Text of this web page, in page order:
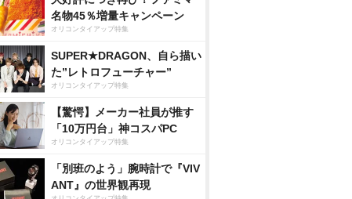
名物45％増量キャンペーン
オリコンタイアップ特集
SUPER★DRAGON、自ら描い
た”レトロフューチャー”
オリコンタイアップ特集
【驚愕】メーカー社員が推す
「10万円台」神コスパPC
オリコンタイアップ特集
「別班のよう」腕時計で『VIV
ANT』の世界観再現